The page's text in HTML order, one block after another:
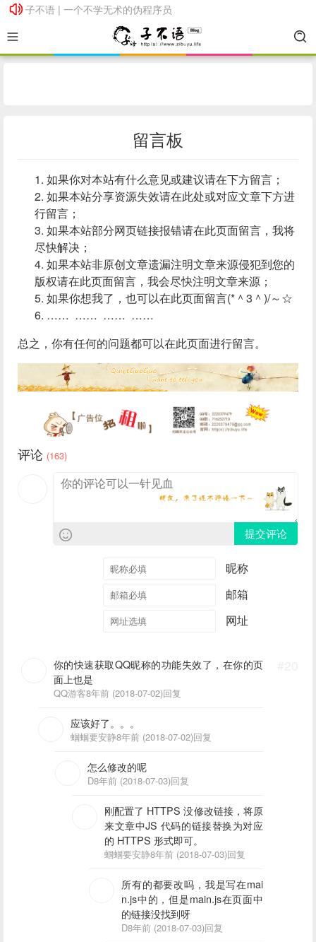
子不语 | 一个不学无术的伪程序员
子不语 | 一个不学无术的伪程序员
留言板
如果你对本站有什么意见或建议请在下方留言；
如果本站分享资源失效请在此处或对应文章下方进
行留言；
如果本站部分网页链接报错请在此页面留言，我将
尽快解决；
如果本站非原创文章遗漏注明文章来源侵犯到您的
版权请在此页面留言，我会尽快注明文章来源；
如果你想我了，也可以在此页面留言(*＾3＾)/～☆
…… …… …… ……
总之，你有任何的问题都可以在此页面进行留言。
评论 (163)
提交评论
昵称
邮箱
网址
你的快速获取QQ昵称的功能失效了，在你的页
面上也是
QQ游客8年前 (2018-07-02)回复
应该好了。。。
蝈蝈要安静8年前 (2018-07-02)回复
怎么修改的呢
D8年前 (2018-07-03)回复
刚配置了 HTTPS 没修改链接，将原
来文章中JS 代码的链接替换为对应
的 HTTPS 形式即可。
蝈蝈要安静8年前 (2018-07-03)回复
所有的都要改吗，我是写在mai
n.js中的，但是main.js在页面中
的链接没找到呀
D8年前 (2018-07-03)回复